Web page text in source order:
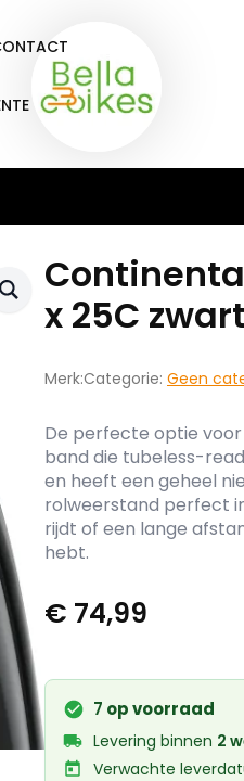
x 25C
Merk:Categorie: Geen
De perfecte optie voor
band die tubeless-
en heeft een geheel
rolweerstand perfect
rijdt of een lange
hebt.
€ 74,99
7 op voorraad
Levering binnen 2
Verwachte